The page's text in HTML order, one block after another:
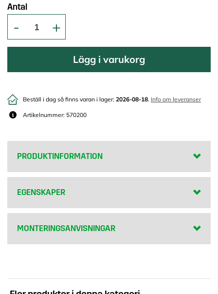
Antal
Lägg i varukorg
Beställ i dag så finns varan i lager: 2026-08-18. Info om leveranser
Artikelnummer: 570200
PRODUKTINFORMATION
EGENSKAPER
MONTERINGSANVISNINGAR